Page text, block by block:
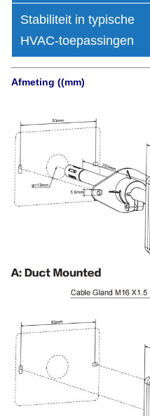
Stabiliteit in typische
HVAC-toepassingen
Afmeting ((mm)